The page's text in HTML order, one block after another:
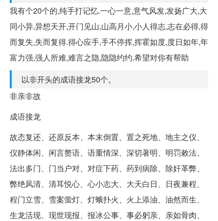
我有个20个的,纯手打记忆.一心一意,意气风发,发扬广大,大
同小异,异想天开,开门见山,山高月小,小人得志,志在必得,得
而复失,失而复得.得心应手,手不停挥,挥霍如度,度日如年,年
富力强,强人所难,难言之隐,隐隐约约.希望对你有帮助
以非开头的成语接龙50个。
非亲非故
成语接龙
故态复还、还原反本、本末倒置、置之死地、地主之仪、
仪静体闲、闲言赘语、语重情深、深切著明、明罚敕法、
法出多门、门当户对、对症下药、药到病除、除奸革弊、
弊绝风清、清耳悦心、心小志大、大天白日、日夜兼程、
程门立雪、雪案萤灯、灯蛾扑火、火上添油、油然而生、
生龙活现、现世现报、报冰公事、事必躬亲、亲如骨肉、